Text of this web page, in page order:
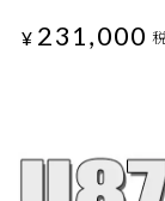
¥ 231,000